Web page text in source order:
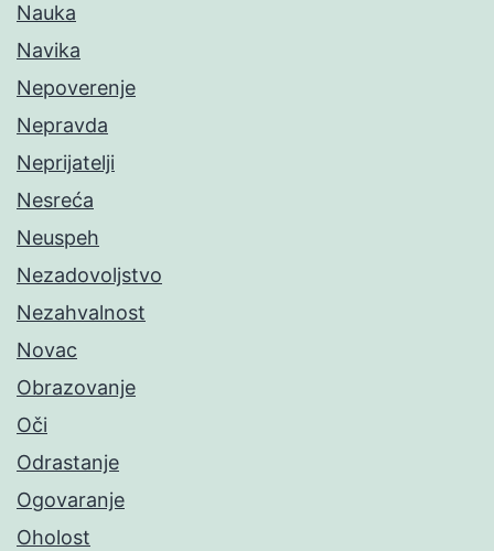
Nauka
Navika
Nepoverenje
Nepravda
Neprijatelji
Nesreća
Neuspeh
Nezadovoljstvo
Nezahvalnost
Novac
Obrazovanje
Oči
Odrastanje
Ogovaranje
Oholost